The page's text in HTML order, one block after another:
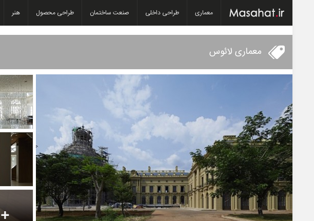
معماری طراحی داخلی صنعت ساختمان طراحی محصول هنر
معماری لائوس